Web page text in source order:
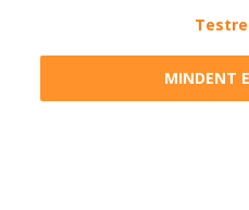
2010-2026 Copyright -
MINDENT